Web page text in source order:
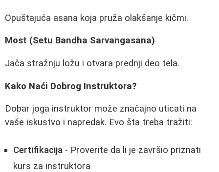
Opuštajuća asana koja pruža olakšanje kičmi.
Most (Setu Bandha Sarvangasana)
Jača stražnju ložu i otvara prednji deo tela.
Kako Naći Dobrog Instruktora?
Dobar joga instruktor može značajno uticati na
vaše iskustvo i napredak. Evo šta treba tražiti:
Certifikacija - Proverite da li je završio priznati
kurs za instruktora